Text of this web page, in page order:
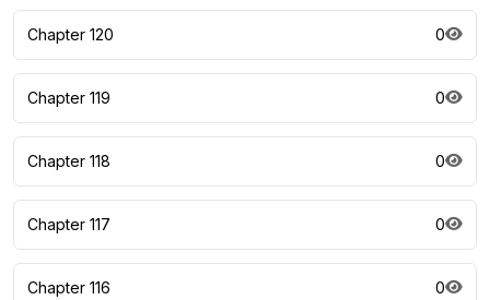
Chapter 120 0
Chapter 119 0
Chapter 118 0
Chapter 117 0
Chapter 116 0